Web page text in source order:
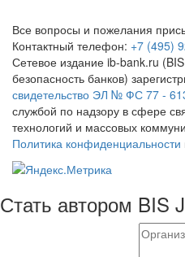
Все вопросы и пожелания
Контактный телефон: +7 (495)
Сетевое издание ib-bank.ru
безопасность банков)
свидетельство ЭЛ № ФС 77 -
службой по надзору в сфере
технологий и массовых
Политика конфиденциальности
Стать автором BIS